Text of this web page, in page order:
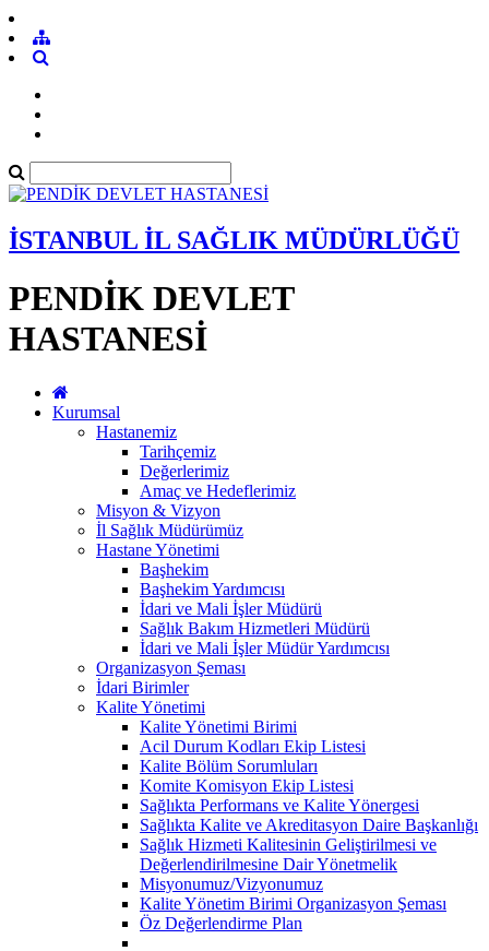
İSTANBUL İL SAĞLIK MÜDÜRLÜĞÜ
PENDİK DEVLET
HASTANESİ
Kurumsal
Hastanemiz
Tarihçemiz
Değerlerimiz
Amaç ve Hedeflerimiz
Misyon & Vizyon
İl Sağlık Müdürümüz
Hastane Yönetimi
Başhekim
Başhekim Yardımcısı
İdari ve Mali İşler Müdürü
Sağlık Bakım Hizmetleri Müdürü
İdari ve Mali İşler Müdür Yardımcısı
Organizasyon Şeması
İdari Birimler
Kalite Yönetimi
Kalite Yönetimi Birimi
Acil Durum Kodları Ekip Listesi
Kalite Bölüm Sorumluları
Komite Komisyon Ekip Listesi
Sağlıkta Performans ve Kalite Yönergesi
Sağlıkta Kalite ve Akreditasyon Daire Başkanlığı
Sağlık Hizmeti Kalitesinin Geliştirilmesi ve
Değerlendirilmesine Dair Yönetmelik
Misyonumuz/Vizyonumuz
Kalite Yönetim Birimi Organizasyon Şeması
Öz Değerlendirme Plan